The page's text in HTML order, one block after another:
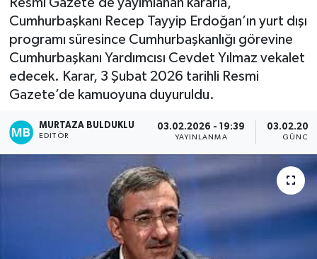
Resmi Gazete’de yayımlanan kararla,
Cumhurbaşkanı Recep Tayyip Erdoğan’ın yurt dışı
programı süresince Cumhurbaşkanlığı görevine
Cumhurbaşkanı Yardımcısı Cevdet Yılmaz vekalet
edecek. Karar, 3 Şubat 2026 tarihli Resmi
Gazete’de kamuoyuna duyuruldu.
MURTAZA BULDUKLU
EDITÖR
03.02.2026 - 19:39
YAYINLANMA
Kadın
Magazin
Yaşam